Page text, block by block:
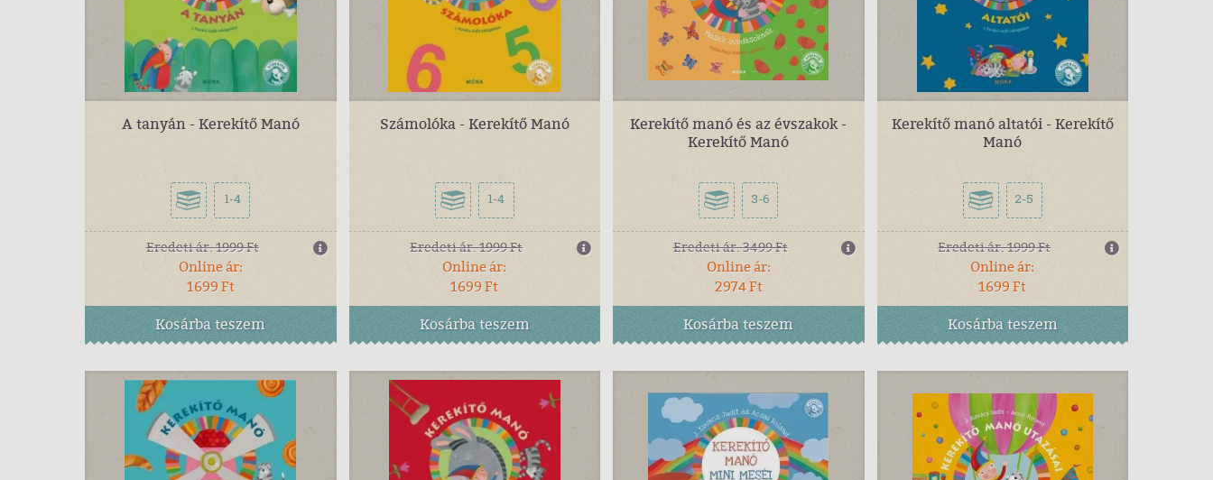
A tanyán - Kerekítő Manó
1-4
Eredeti ár:1999 Ft
Online ár:
1699 Ft
Kosárbateszem
Számolóka - Kerekítő Manó
1-4
Eredeti ár:1999 Ft
Online ár:
1699 Ft
Kosárbateszem
Kerekítő manó és az évszakok -
Kerekítő Manó
3-6
Eredeti ár:3499 Ft
Online ár:
2974 Ft
Kosárbateszem
Kerekítő manó altatói - Kerekítő
Manó
2-5
Eredeti ár:1999 Ft
Online ár:
1699 Ft
Kosárbateszem